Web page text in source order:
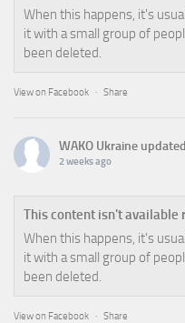
When this happens, it's
it with a small group of
been deleted.
View on Facebook · Share
WAKO Ukraine
2 weeks ago
This content isn't available
When this happens, it's
it with a small group of
been deleted.
View on Facebook · Share